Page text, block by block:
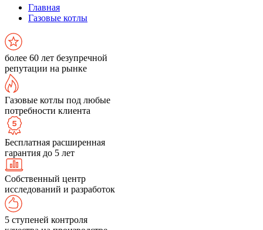
Главная
Газовые котлы
более 60 лет безупречной
репутации на рынке
Газовые котлы под любые
потребности клиента
Бесплатная расширенная
гарантия до 5 лет
Собственный центр
исследований и разработок
5 ступеней контроля